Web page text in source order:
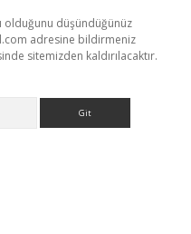
olduğunu düşündüğünüz
adresine bildirmeniz
sitemizden kaldırılacaktır.